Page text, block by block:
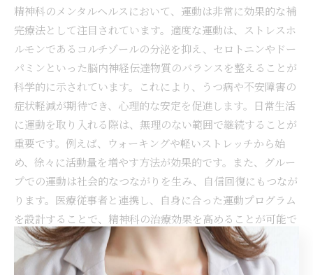
精神科のメンタルヘルスにおいて、運動は非常に効果的な補
完療法として注目されています。適度な運動は、ストレスホ
ルモンであるコルチゾールの分泌を抑え、セロトニンやドー
パミンといった脳内神経伝達物質のバランスを整えることが
科学的に示されています。これにより、うつ病や不安障害の
症状軽減が期待でき、心理的な安定を促進します。日常生活
に運動を取り入れる際は、無理のない範囲で継続することが
重要です。例えば、ウォーキングや軽いストレッチから始
め、徐々に活動量を増やす方法が効果的です。また、グルー
プでの運動は社会的なつながりを生み、自信回復にもつなが
ります。医療従事者と連携し、自身に合った運動プログラム
を設計することで、精神科の治療効果を高めることが可能で
す。運動習慣を生活の一部にすることで、心身の健康維持と
質の高い生活を目指しましょう。